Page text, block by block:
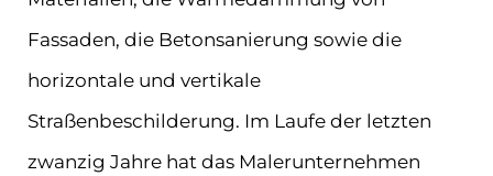
Fassaden, die Betonsanierung sowie die
horizontale und vertikale
Straßenbeschilderung. Im Laufe der letzten
zwanzig Jahre hat das Malerunternehmen